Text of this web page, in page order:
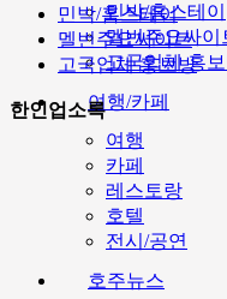
민박/홈스테이
멜번주요싸이
고국업체 홍
여행/카페
여행
카페
레스토랑
호텔
전시/공연
호주뉴스
민박/홈스테이
멜번주요싸이트
고국업체 홍보방
한인업소록